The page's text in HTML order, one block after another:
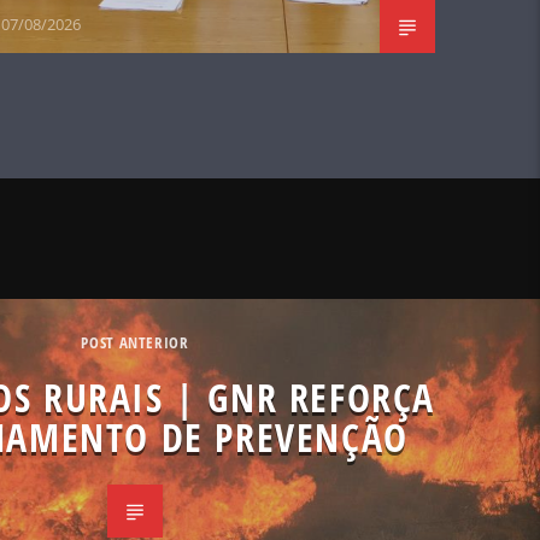
07/08/2026
POST ANTERIOR
RURAIS | GNR REFORÇA
DE PREVENÇÃO